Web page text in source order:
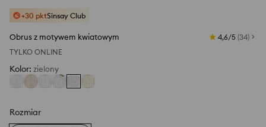
+30 pktSinsay Club
Obrus z motywem kwiatowym 4,6/5 (34)
TYLKO ONLINE
Kolor: zielony
Rozmiar